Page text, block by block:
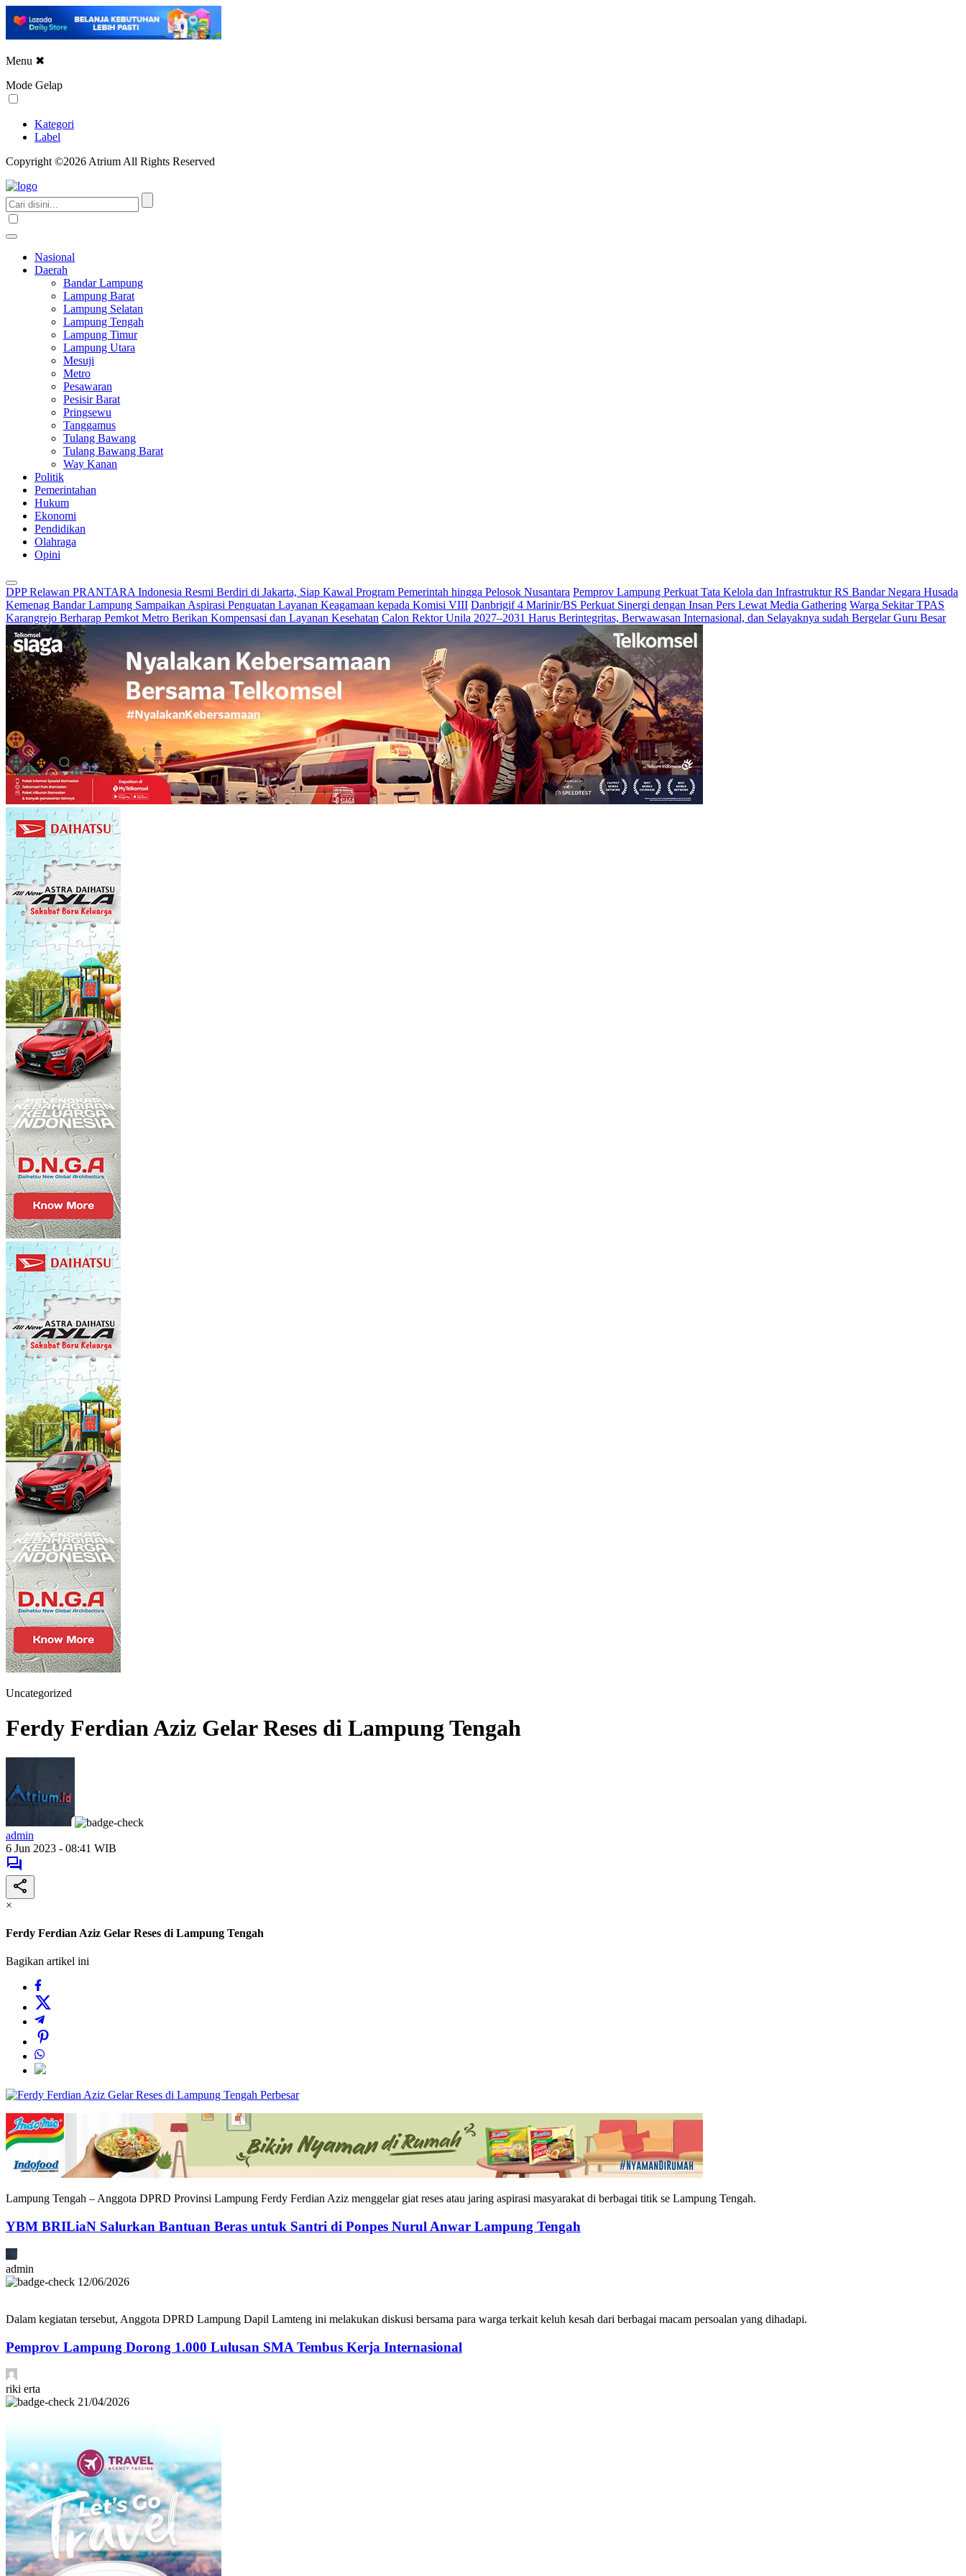
Menu ✖
Mode Gelap
Kategori
Label
Copyright ©2026 Atrium All Rights Reserved
Nasional
Daerah
Bandar Lampung
Lampung Barat
Lampung Selatan
Lampung Tengah
Lampung Timur
Lampung Utara
Mesuji
Metro
Pesawaran
Pesisir Barat
Pringsewu
Tanggamus
Tulang Bawang
Tulang Bawang Barat
Way Kanan
Politik
Pemerintahan
Hukum
Ekonomi
Pendidikan
Olahraga
Opini
DPP Relawan PRANTARA Indonesia Resmi Berdiri di Jakarta, Siap Kawal Program Pemerintah hingga Pelosok Nusantara Pemprov Lampung Perkuat Tata Kelola dan Infrastruktur RS Bandar Negara Husada
Kemenag Bandar Lampung Sampaikan Aspirasi Penguatan Layanan Keagamaan kepada Komisi VIII Danbrigif 4 Marinir/BS Perkuat Sinergi dengan Insan Pers Lewat Media Gathering Warga Sekitar TPAS
Karangrejo Berharap Pemkot Metro Berikan Kompensasi dan Layanan Kesehatan Calon Rektor Unila 2027–2031 Harus Berintegritas, Berwawasan Internasional, dan Selayaknya sudah Bergelar Guru Besar
Uncategorized
Ferdy Ferdian Aziz Gelar Reses di Lampung Tengah
admin
6 Jun 2023 - 08:41 WIB
×
Ferdy Ferdian Aziz Gelar Reses di Lampung Tengah
Bagikan artikel ini
Perbesar
Lampung Tengah – Anggota DPRD Provinsi Lampung Ferdy Ferdian Aziz menggelar giat reses atau jaring aspirasi masyarakat di berbagai titik se Lampung Tengah.
YBM BRILiaN Salurkan Bantuan Beras untuk Santri di Ponpes Nurul Anwar Lampung Tengah
admin
12/06/2026
Dalam kegiatan tersebut, Anggota DPRD Lampung Dapil Lamteng ini melakukan diskusi bersama para warga terkait keluh kesah dari berbagai macam persoalan yang dihadapi.
Pemprov Lampung Dorong 1.000 Lulusan SMA Tembus Kerja Internasional
riki erta
21/04/2026